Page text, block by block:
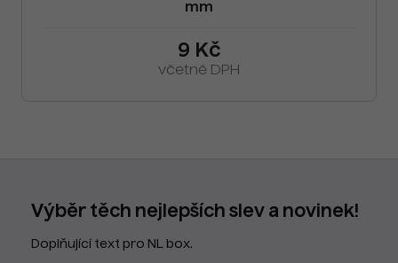
mm
9 Kč
včetně DPH
Výběr těch nejlepších slev a novinek!
Doplňující text pro NL box.